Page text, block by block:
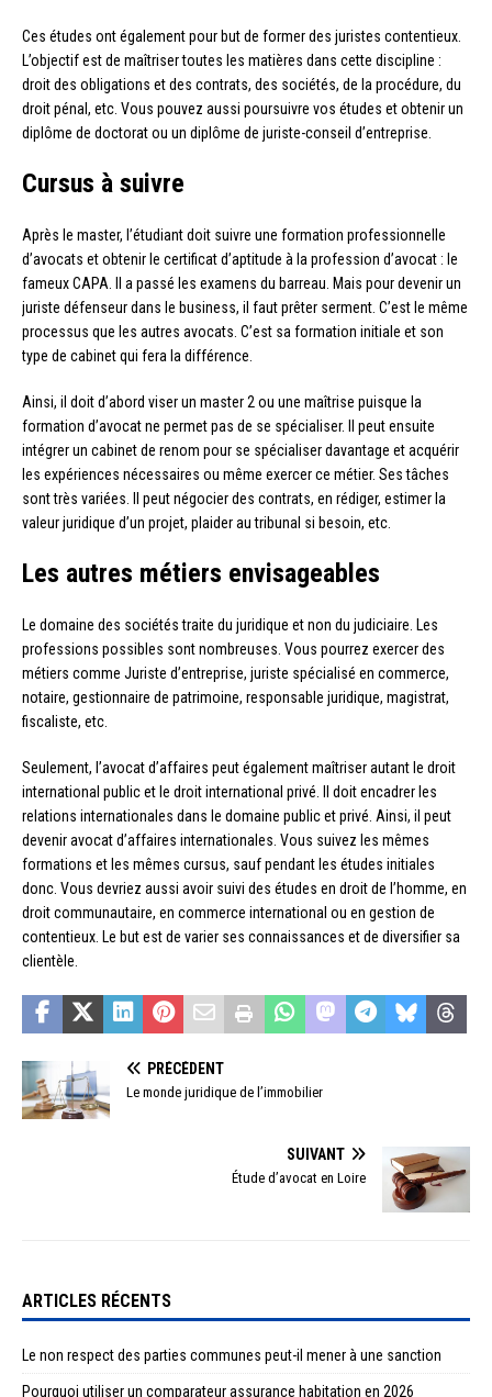
Ces études ont également pour but de former des juristes contentieux.
L’objectif est de maîtriser toutes les matières dans cette discipline :
droit des obligations et des contrats, des sociétés, de la procédure, du
droit pénal, etc. Vous pouvez aussi poursuivre vos études et obtenir un
diplôme de doctorat ou un diplôme de juriste-conseil d’entreprise.
Cursus à suivre
Après le master, l’étudiant doit suivre une formation professionnelle
d’avocats et obtenir le certificat d’aptitude à la profession d’avocat : le
fameux CAPA. Il a passé les examens du barreau. Mais pour devenir un
juriste défenseur dans le business, il faut prêter serment. C’est le même
processus que les autres avocats. C’est sa formation initiale et son
type de cabinet qui fera la différence.
Ainsi, il doit d’abord viser un master 2 ou une maîtrise puisque la
formation d’avocat ne permet pas de se spécialiser. Il peut ensuite
intégrer un cabinet de renom pour se spécialiser davantage et acquérir
les expériences nécessaires ou même exercer ce métier. Ses tâches
sont très variées. Il peut négocier des contrats, en rédiger, estimer la
valeur juridique d’un projet, plaider au tribunal si besoin, etc.
Les autres métiers envisageables
Le domaine des sociétés traite du juridique et non du judiciaire. Les
professions possibles sont nombreuses. Vous pourrez exercer des
métiers comme Juriste d’entreprise, juriste spécialisé en commerce,
notaire, gestionnaire de patrimoine, responsable juridique, magistrat,
fiscaliste, etc.
Seulement, l’avocat d’affaires peut également maîtriser autant le droit
international public et le droit international privé. Il doit encadrer les
relations internationales dans le domaine public et privé. Ainsi, il peut
devenir avocat d’affaires internationales. Vous suivez les mêmes
formations et les mêmes cursus, sauf pendant les études initiales
donc. Vous devriez aussi avoir suivi des études en droit de l’homme, en
droit communautaire, en commerce international ou en gestion de
contentieux. Le but est de varier ses connaissances et de diversifier sa
clientèle.
PRÉCÉDENT
Le monde juridique de l’immobilier
SUIVANT
Étude d’avocat en Loire
ARTICLES RÉCENTS
Le non respect des parties communes peut-il mener à une sanction
Pourquoi utiliser un comparateur assurance habitation en 2026